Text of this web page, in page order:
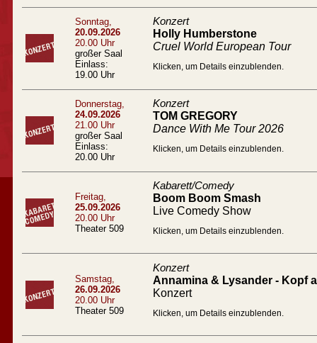
Sonntag,
20.09.2026
20.00 Uhr
großer Saal
Einlass:
19.00 Uhr
Konzert
Holly Humberstone
Cruel World European Tour
Klicken, um Details einzublenden.
Donnerstag,
24.09.2026
21.00 Uhr
großer Saal
Einlass:
20.00 Uhr
Konzert
TOM GREGORY
Dance With Me Tour 2026
Klicken, um Details einzublenden.
Freitag,
25.09.2026
20.00 Uhr
Theater 509
Kabarett/Comedy
Boom Boom Smash
Live Comedy Show
Klicken, um Details einzublenden.
Samstag,
26.09.2026
20.00 Uhr
Theater 509
Konzert
Annamina & Lysander - Kopf
Konzert
Klicken, um Details einzublenden.